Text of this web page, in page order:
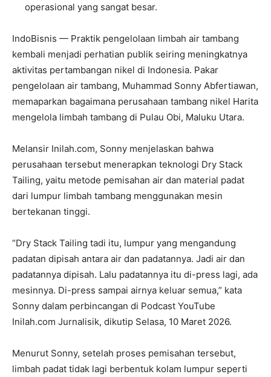
operasional yang sangat besar.
IndoBisnis — Praktik pengelolaan limbah air tambang
kembali menjadi perhatian publik seiring meningkatnya
aktivitas pertambangan nikel di Indonesia. Pakar
pengelolaan air tambang, Muhammad Sonny Abfertiawan,
memaparkan bagaimana perusahaan tambang nikel Harita
mengelola limbah tambang di Pulau Obi, Maluku Utara.
Melansir Inilah.com, Sonny menjelaskan bahwa
perusahaan tersebut menerapkan teknologi Dry Stack
Tailing, yaitu metode pemisahan air dan material padat
dari lumpur limbah tambang menggunakan mesin
bertekanan tinggi.
“Dry Stack Tailing tadi itu, lumpur yang mengandung
padatan dipisah antara air dan padatannya. Jadi air dan
padatannya dipisah. Lalu padatannya itu di-press lagi, ada
mesinnya. Di-press sampai airnya keluar semua,” kata
Sonny dalam perbincangan di Podcast YouTube
Inilah.com Jurnalisik, dikutip Selasa, 10 Maret 2026.
Menurut Sonny, setelah proses pemisahan tersebut,
limbah padat tidak lagi berbentuk kolam lumpur seperti